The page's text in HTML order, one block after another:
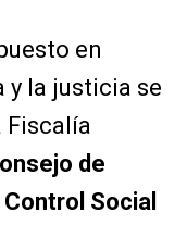
en
la justicia se
Fiscalía
de
Social